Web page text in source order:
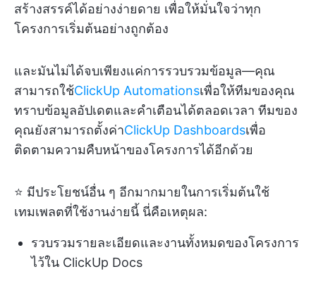
สร้างสรรค์ได้อย่างง่ายดาย เพื่อให้มั่นใจว่าทุก
โครงการเริ่มต้นอย่างถูกต้อง
และมันไม่ได้จบเพียงแค่การรวบรวมข้อมูล—คุณ
สามารถใช้ClickUp Automationsเพื่อให้ทีมของคุณ
ทราบข้อมูลอัปเดตและคำเตือนได้ตลอดเวลา ทีมของ
คุณยังสามารถตั้งค่าClickUp Dashboardsเพื่อ
ติดตามความคืบหน้าของโครงการได้อีกด้วย
⭐ มีประโยชน์อื่น ๆ อีกมากมายในการเริ่มต้นใช้
เทมเพลตที่ใช้งานง่ายนี้ นี่คือเหตุผล:
รวบรวมรายละเอียดและงานทั้งหมดของโครงการ
ไว้ใน ClickUp Docs